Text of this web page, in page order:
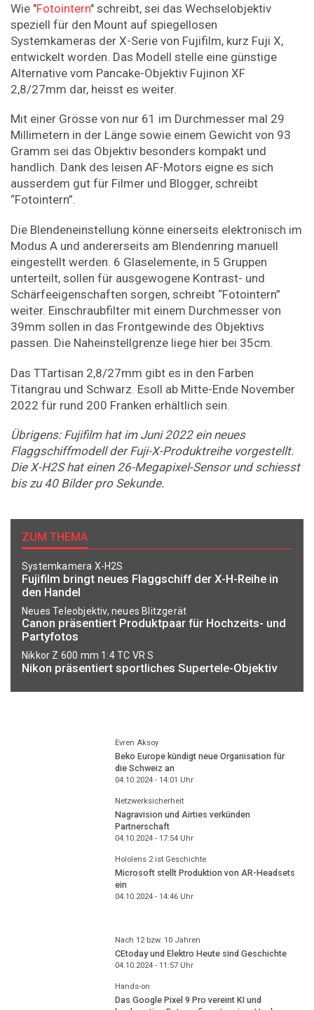
Wie "Fotointern" schreibt, sei das Wechselobjektiv
speziell für den Mount auf spiegellosen
Systemkameras der X-Serie von Fujifilm, kurz Fuji X,
entwickelt worden. Das Modell stelle eine günstige
Alternative vom Pancake-Objektiv Fujinon XF
2,8/27mm dar, heisst es weiter.
Mit einer Grösse von nur 61 im Durchmesser mal 29
Millimetern in der Länge sowie einem Gewicht von 93
Gramm sei das Objektiv besonders kompakt und
handlich. Dank des leisen AF-Motors eigne es sich
ausserdem gut für Filmer und Blogger, schreibt
“Fotointern”.
Die Blendeneinstellung könne einerseits elektronisch im
Modus A und andererseits am Blendenring manuell
eingestellt werden. 6 Glaselemente, in 5 Gruppen
unterteilt, sollen für ausgewogene Kontrast- und
Schärfeeigenschaften sorgen, schreibt “Fotointern”
weiter. Einschraubfilter mit einem Durchmesser von
39mm sollen in das Frontgewinde des Objektivs
passen. Die Naheinstellgrenze liege hier bei 35cm.
Das TTartisan 2,8/27mm gibt es in den Farben
Titangrau und Schwarz. Esoll ab Mitte-Ende November
2022 für rund 200 Franken erhältlich sein.
Übrigens: Fujifilm hat im Juni 2022 ein neues
Flaggschiffmodell der Fuji-X-Produktreihe vorgestellt.
Die X-H2S hat einen 26-Megapixel-Sensor und schiesst
bis zu 40 Bilder pro Sekunde.
ZUM THEMA
Systemkamera X-H2S
Fujifilm bringt neues Flaggschiff der X-H-Reihe in
den Handel
Neues Teleobjektiv, neues Blitzgerät
Canon präsentiert Produktpaar für Hochzeits- und
Partyfotos
Nikkor Z 600 mm 1:4 TC VR S
Nikon präsentiert sportliches Supertele-Objektiv
Evren Aksoy
Beko Europe kündigt neue Organisation für
die Schweiz an
04.10.2024 - 14:01 Uhr
Netzwerksicherheit
Nagravision und Airties verkünden
Partnerschaft
04.10.2024 - 17:54Uhr
Hololens 2 ist Geschichte
Microsoft stellt Produktion von AR-Headsets
ein
04.10.2024 - 14:46Uhr
Nach 12 bzw. 10 Jahren
CEtoday und Elektro Heute sind Geschichte
04.10.2024 - 11:57Uhr
Hands-on
Das Google Pixel 9 Pro vereint KI und